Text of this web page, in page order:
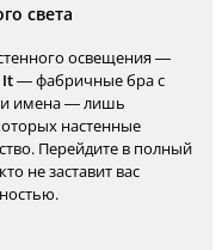
света
освещения —
It— фабричные бра с
имена — лишь
настенные
Перейдите в полный
не заставит вас